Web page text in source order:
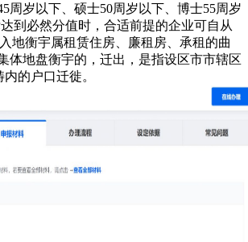
周岁以下、硕士50周岁以下、博士55周岁
到必然分值时，合适前提的企业可自从
地衡宇属租赁住房、廉租房、承租的曲
体地盘衡宇的，迁出，是指设区市市辖区
的户口迁徙。